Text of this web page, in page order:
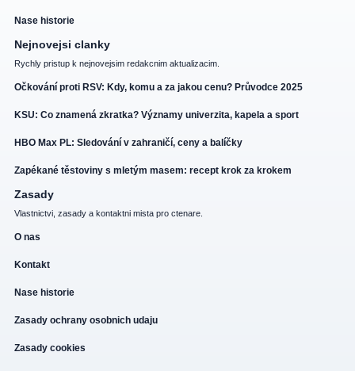
Nase historie
Nejnovejsi clanky
Rychly pristup k nejnovejsim redakcnim aktualizacim.
Očkování proti RSV: Kdy, komu a za jakou cenu? Průvodce 2025
KSU: Co znamená zkratka? Významy univerzita, kapela a sport
HBO Max PL: Sledování v zahraničí, ceny a balíčky
Zapékané těstoviny s mletým masem: recept krok za krokem
Zasady
Vlastnictvi, zasady a kontaktni mista pro ctenare.
O nas
Kontakt
Nase historie
Zasady ochrany osobnich udaju
Zasady cookies